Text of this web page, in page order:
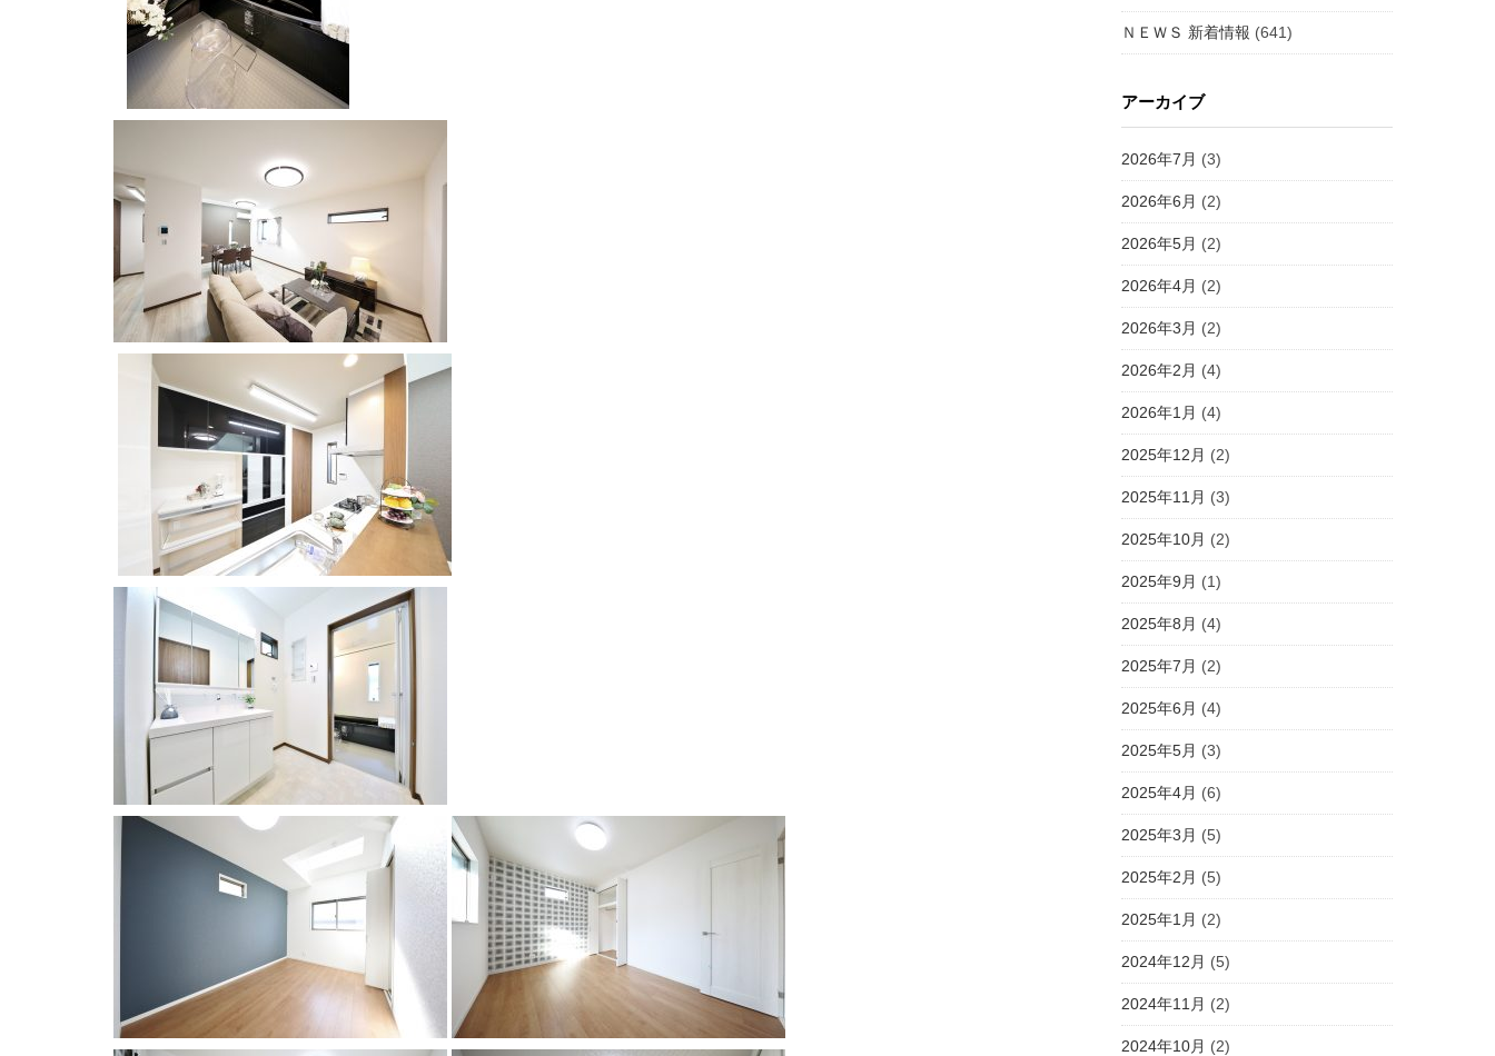
ＮＥＷＳ 新着情報 (641)
アーカイブ
2026年7月 (3)
2026年6月 (2)
2026年5月 (2)
2026年4月 (2)
2026年3月 (2)
2026年2月 (4)
2026年1月 (4)
2025年12月 (2)
2025年11月 (3)
2025年10月 (2)
2025年9月 (1)
2025年8月 (4)
2025年7月 (2)
2025年6月 (4)
2025年5月 (3)
2025年4月 (6)
2025年3月 (5)
2025年2月 (5)
2025年1月 (2)
2024年12月 (5)
2024年11月 (2)
2024年10月 (2)